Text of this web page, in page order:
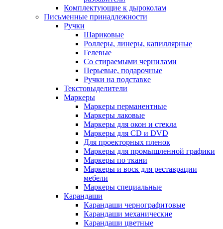
Комплектующие к дыроколам
Письменные принадлежности
Ручки
Шариковые
Роллеры, линеры, капиллярные
Гелевые
Со стираемыми чернилами
Перьевые, подарочные
Ручки на подставке
Текстовыделители
Маркеры
Маркеры перманентные
Маркеры лаковые
Маркеры для окон и стекла
Маркеры для CD и DVD
Для проекторных пленок
Маркеры для промышленной графики
Маркеры по ткани
Маркеры и воск для реставрации
мебели
Маркеры специальные
Карандаши
Карандаши чернографитовые
Карандаши механические
Карандаши цветные